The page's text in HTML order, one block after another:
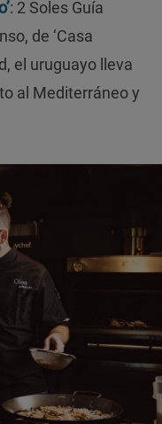
: 2 Soles Guía
de ‘Casa
el uruguayo lleva
al Mediterráneo y